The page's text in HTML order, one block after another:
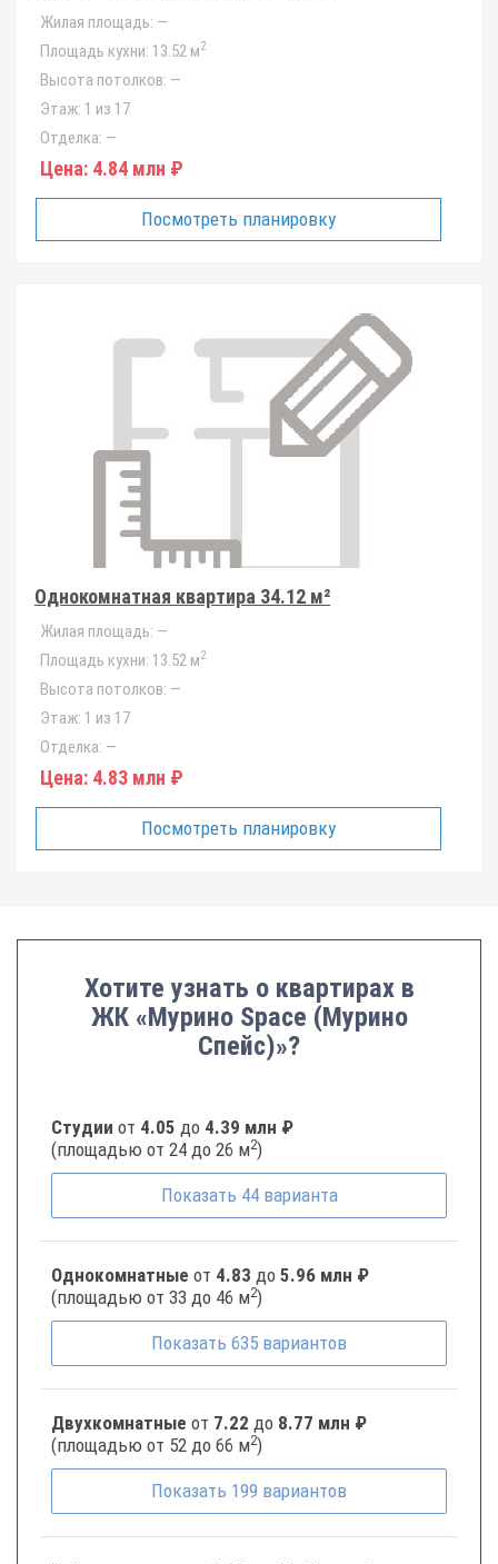
Жилая площадь: —
Площадь кухни: 13.52 м2
Высота потолков: —
Этаж: 1 из 17
Отделка: —
Цена: 4.84 млн ₽
Посмотреть планировку
Однокомнатная квартира 34.12 м²
Жилая площадь: —
Площадь кухни: 13.52 м2
Высота потолков: —
Этаж: 1 из 17
Отделка: —
Цена: 4.83 млн ₽
Посмотреть планировку
Хотите узнать о квартирах в
ЖК «Мурино Space (Мурино
Спейс)»?
Студии от 4.05 до 4.39 млн ₽
(площадью от 24 до 26 м2)
Показать 44 варианта
Однокомнатные от 4.83 до 5.96 млн ₽
(площадью от 33 до 46 м2)
Показать 635 вариантов
Двухкомнатные от 7.22 до 8.77 млн ₽
(площадью от 52 до 66 м2)
Показать 199 вариантов